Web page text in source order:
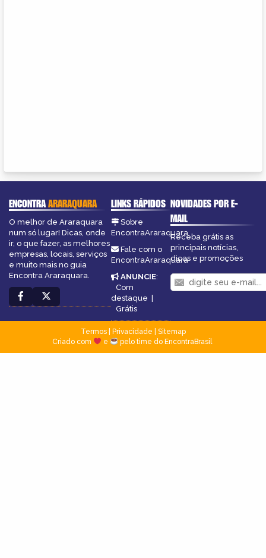
ENCONTRAARARAQUARA
O melhor de Araraquara
num só lugar! Dicas, onde
ir, o que fazer, as melhores
empresas, locais, serviços
e muito mais no guia
Encontra Araraquara.
LINKS RÁPIDOS
Sobre
EncontraAraraquara
Fale com o
EncontraAraraquara
ANUNCIE:
Com
destaque
Grátis
NOVIDADES POR E-
MAIL
Receba grátis as
principais notícias,
dicas e promoções
Termos| Privacidade
Sitemap
Criado com
e pelo time do EncontraBrasil